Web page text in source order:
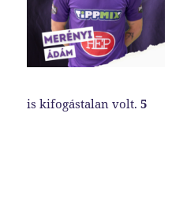
is kifogástalan volt.5